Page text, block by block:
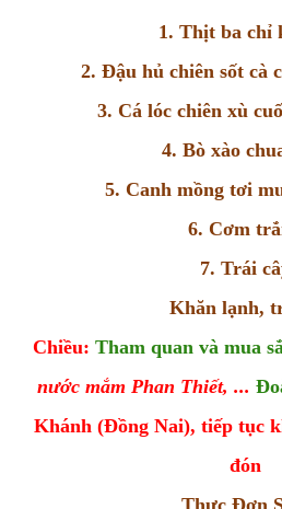
1. Thịt ba chỉ
2. Đậu hủ chiên sốt cà
3. Cá lóc chiên xù
4. Bò xào
5. Canh mồng tơi
6. Cơm
7. Trái
Khăn lạnh,
Chiều: Tham quan và mua
nước mắm Phan Thiết, ...
Khánh (Đồng Nai), tiếp tục
đón
Thực Đơn